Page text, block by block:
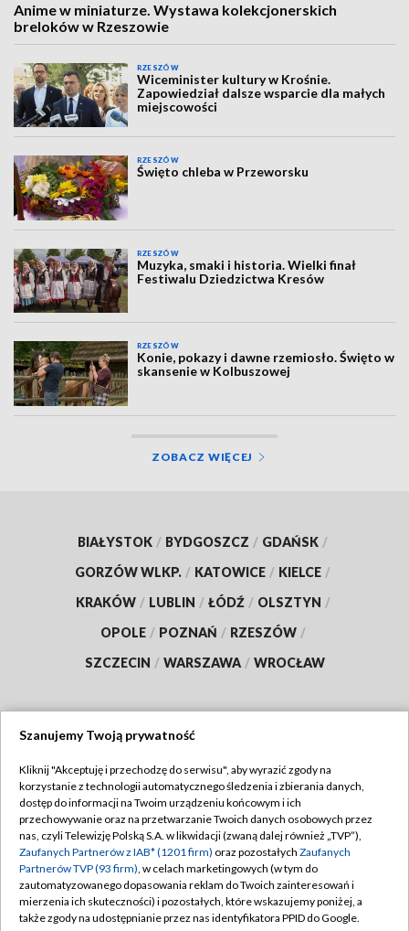
Anime w miniaturze. Wystawa kolekcjonerskich
breloków w Rzeszowie
RZESZÓW
Wiceminister kultury w Krośnie.
Zapowiedział dalsze wsparcie dla małych
miejscowości
RZESZÓW
Święto chleba w Przeworsku
RZESZÓW
Muzyka, smaki i historia. Wielki finał
Festiwalu Dziedzictwa Kresów
RZESZÓW
Konie, pokazy i dawne rzemiosło. Święto w
skansenie w Kolbuszowej
ZOBACZ WIĘCEJ
BIAŁYSTOK / BYDGOSZCZ / GDAŃSK /
GORZÓW WLKP. / KATOWICE / KIELCE /
KRAKÓW / LUBLIN / ŁÓDŹ / OLSZTYN /
OPOLE / POZNAŃ / RZESZÓW /
SZCZECIN / WARSZAWA / WROCŁAW
TVP
Abonament TVP
Emisja w TVP
Centrum informacji TVP
Naziemna Telewizja Cyfrowa
Regulamin TVP
Polityka prywatności
Moje zgody
Pomoc
Szanujemy Twoją prywatność
Kliknij "Akceptuję i przechodzę do serwisu", aby wyrazić zgody na
korzystanie z technologii automatycznego śledzenia i zbierania danych,
dostęp do informacji na Twoim urządzeniu końcowym i ich
przechowywanie oraz na przetwarzanie Twoich danych osobowych przez
nas, czyli Telewizję Polską S.A. w likwidacji (zwaną dalej również „TVP”),
Zaufanych Partnerów z IAB* (1201 firm) oraz pozostałych Zaufanych
Partnerów TVP (93 firm), w celach marketingowych (w tym do
zautomatyzowanego dopasowania reklam do Twoich zainteresowań i
mierzenia ich skuteczności) i pozostałych, które wskazujemy poniżej, a
także zgody na udostępnianie przez nas identyfikatora PPID do Google.